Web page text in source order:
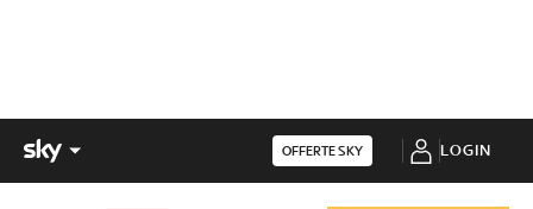
OFFERTE SKY LOGIN